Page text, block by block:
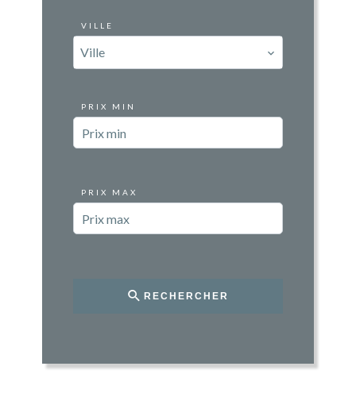
VILLE
Ville
PRIX MIN
PRIX MAX
RECHERCHER